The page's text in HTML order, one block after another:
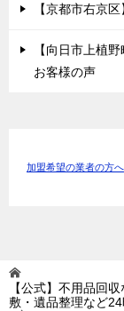
【京都市右京
【向日市上植
お客様の声
加盟希望の業者の方へ
【公式】不用品回
敷・遺品整理など24